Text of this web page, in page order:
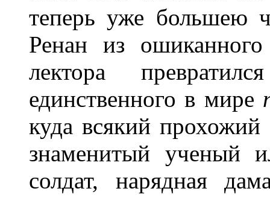
теперь уже большею
Ренан из
лектора
единственного в мире
куда всякий
знаменитый ученый
солдат, нарядная